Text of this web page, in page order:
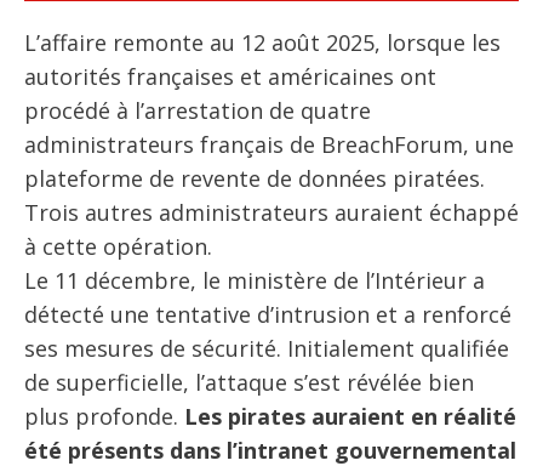
L’affaire remonte au 12 août 2025, lorsque les
autorités françaises et américaines ont
procédé à l’arrestation de quatre
administrateurs français de BreachForum, une
plateforme de revente de données piratées.
Trois autres administrateurs auraient échappé
à cette opération.
Le 11 décembre, le ministère de l’Intérieur a
détecté une tentative d’intrusion et a renforcé
ses mesures de sécurité. Initialement qualifiée
de superficielle, l’attaque s’est révélée bien
plus profonde. Les pirates auraient en réalité
été présents dans l’intranet gouvernemental